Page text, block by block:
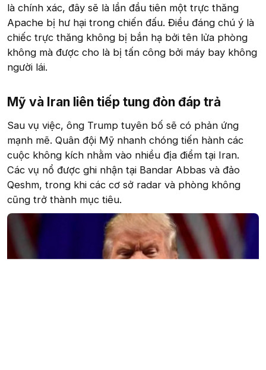
là chính xác, đây sẽ là lần đầu tiên một trực thăng
Apache bị hư hại trong chiến đấu. Điều đáng chú ý là
chiếc trực thăng không bị bắn hạ bởi tên lửa phòng
không mà được cho là bị tấn công bởi máy bay không
người lái.
Mỹ và Iran liên tiếp tung đòn đáp trả
Sau vụ việc, ông Trump tuyên bố sẽ có phản ứng
mạnh mẽ. Quân đội Mỹ nhanh chóng tiến hành các
cuộc không kích nhằm vào nhiều địa điểm tại Iran.
Các vụ nổ được ghi nhận tại Bandar Abbas và đảo
Qeshm, trong khi các cơ sở radar và phòng không
cũng trở thành mục tiêu.